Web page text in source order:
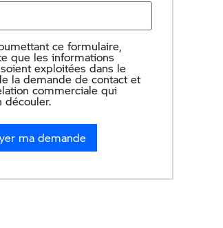
ce formulaire,
que les informations
exploitées dans le
la demande de contact et
commerciale qui
découler.